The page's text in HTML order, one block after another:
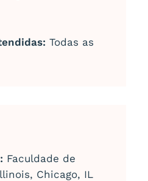
Todas as
Faculdade de
Chicago, IL